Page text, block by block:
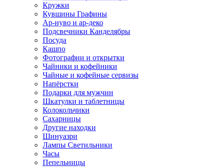
Кружки
Кувшины Графины
Ар-нуво и ар-деко
Подсвечники Канделябры
Посуда
Кашпо
Фотографии и открытки
Чайники и кофейники
Чайные и кофейные сервизы
Напёрстки
Подарки для мужчин
Шкатулки и таблетницы
Колокольчики
Сахарницы
Другие находки
Шинуазри
Лампы Светильники
Часы
Пепельницы